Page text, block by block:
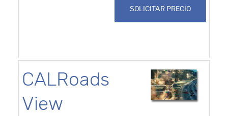
SOLICITAR PRECIO
CALRoads
View